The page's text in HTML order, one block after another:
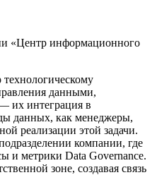
«Центр информационного
технологическому
данными,
их интеграция в
данных, как менеджеры,
реализации этой задачи.
компании, где
и метрики Data Governance.
зоне, создавая связь